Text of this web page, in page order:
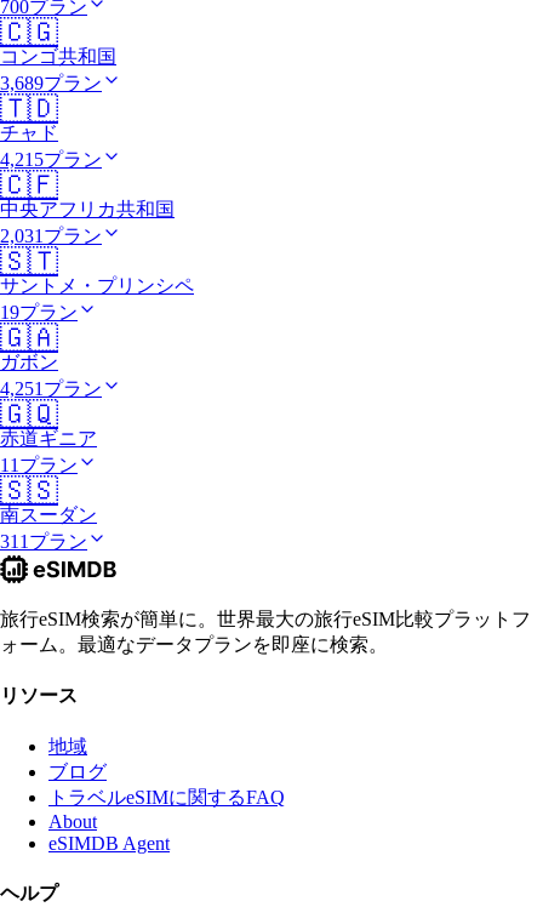
700プラン
🇨🇬
コンゴ共和国
3,689プラン
🇹🇩
チャド
4,215プラン
🇨🇫
中央アフリカ共和国
2,031プラン
🇸🇹
サントメ・プリンシペ
19プラン
🇬🇦
ガボン
4,251プラン
🇬🇶
赤道ギニア
11プラン
🇸🇸
南スーダン
311プラン
旅行eSIM検索が簡単に。世界最大の旅行eSIM比較プラットフ
ォーム。最適なデータプランを即座に検索。
リソース
地域
ブログ
トラベルeSIMに関するFAQ
About
eSIMDB Agent
ヘルプ